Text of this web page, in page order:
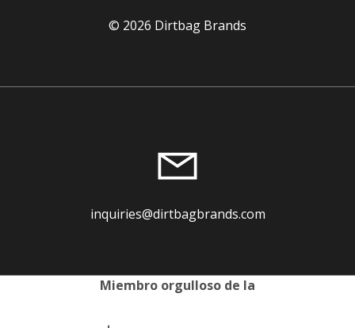
© 2026 Dirtbag Brands
inquiries@dirtbagbrands.com
Miembro orgulloso de la